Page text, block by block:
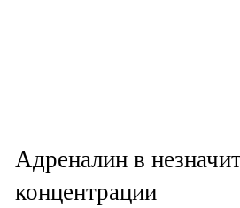
Адреналин в
концентрации